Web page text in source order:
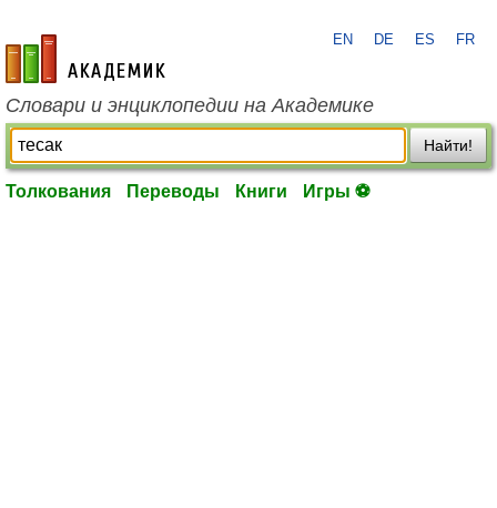
academic.ru
EN DE ES FR
Словари и энциклопедии на Академике
Найти!
Толкования Переводы Книги Игры ⚽